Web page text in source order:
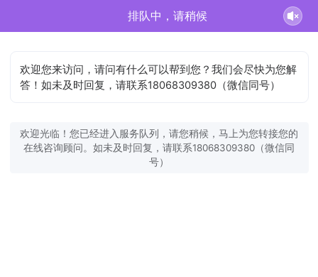
排队中，请稍候
欢迎您来访问，请问有什么可以帮到您？我们会尽快为您解
答！如未及时回复，请联系18068309380（微信同号）
欢迎光临！您已经进入服务队列，请您稍候，马上为您转接您的
在线咨询顾问。如未及时回复，请联系18068309380（微信同
号）